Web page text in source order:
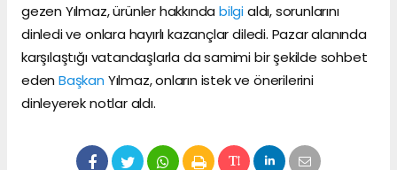
gezen Yılmaz, ürünler hakkındabilgialdı, sorunlarını
dinledi ve onlara hayırlı kazançlar diledi. Pazar alanında
karşılaştığı vatandaşlarla da samimi bir şekilde sohbet
edenBaşkan Yılmaz, onların istek ve önerilerini
dinleyerek notlar aldı.